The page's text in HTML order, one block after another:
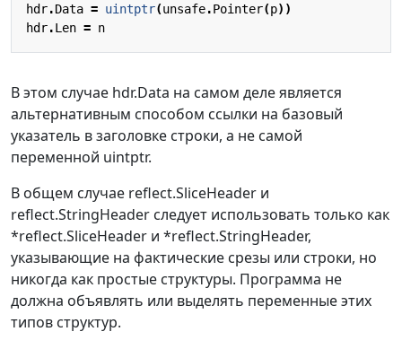
hdr.Data = uintptr(unsafe.Pointer(p))
hdr.Len = n
В этом случае hdr.Data на самом деле является
альтернативным способом ссылки на базовый
указатель в заголовке строки, а не самой
переменной uintptr.
В общем случае reflect.SliceHeader и
reflect.StringHeader следует использовать только как
*reflect.SliceHeader и *reflect.StringHeader,
указывающие на фактические срезы или строки, но
никогда как простые структуры. Программа не
должна объявлять или выделять переменные этих
типов структур.